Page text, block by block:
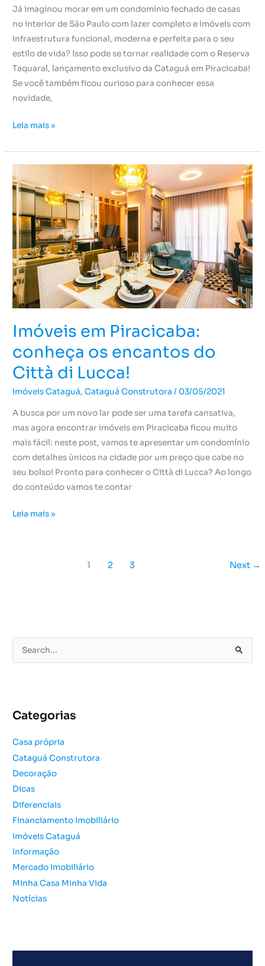
Já imaginou morar em um condomínio fechado de casas
no interior de São Paulo com lazer completo e imóveis com
infraestrutura funcional, moderna e perfeita para o seu
estilo de vida? Isso pode se tornar realidade com o Reserva
Taquaral, lançamento exclusivo da Cataguá em Piracicaba!
Se você também ficou curioso para conhecer essa
novidade,
Leia mais »
Imóveis em Piracicaba:
conheça os encantos do
Città di Lucca!
Imóveis Cataguá,Cataguá Construtora / 03/05/2021
A busca por um novo lar pode ser uma tarefa cansativa,
mas agora encontrar imóveis em Piracicaba ficou muito
mais fácil: neste post, vamos te apresentar um condomínio
com detalhes únicos na cidade por um preço que cabe no
seu bolso! Pronto para conhecer o Città di Lucca? Ao longo
do conteúdo vamos te contar
em
Piracicaba:
conheça
os
encantos
do
Città
di
Lucca!
Leia mais »
1 2 3 Next →
e
i
a
r
p
o
r
:
Categorias
Casa própria
Cataguá Construtora
Decoração
Dicas
Diferenciais
Financiamento Imobiliário
Imóveis Cataguá
Informação
Mercado Imobiliário
Minha Casa Minha Vida
Notícias